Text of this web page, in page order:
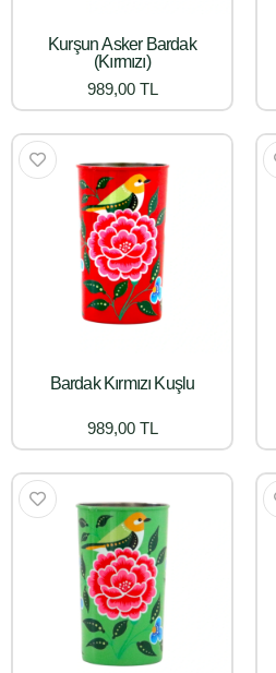
Kurşun Asker Bardak
(Kırmızı)
989,00 TL
Bardak Kırmızı Kuşlu
989,00 TL